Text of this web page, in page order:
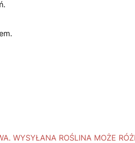
WYSYŁANA ROŚLINA MOŻE